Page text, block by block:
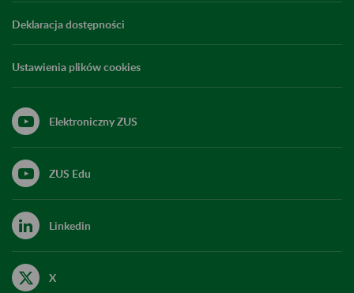
Deklaracja dostępności
Ustawienia plików cookies
Elektroniczny ZUS
ZUS Edu
Linkedin
X